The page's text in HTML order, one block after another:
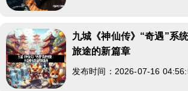
九城《神仙传》“奇遇”系
旅途的新篇章
发布时间：2026-07-16